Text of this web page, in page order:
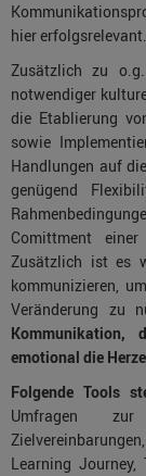
hier erfolgsrelevant.
Zusätzlich zu
notwendiger
die Etablierung
sowie
Handlungen auf
genügend
Comittment
Zusätzlich ist es
kommunizieren,
Veränderung zu
emotional die
Folgende Tools
Umfragen zur
Learning Journey,